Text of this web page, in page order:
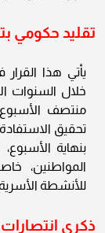
تقليد حكومي
يأتي هذا
خلال السنوات
منتصف
تحقيق
بنهاية
المواطنين،
للأنشطة
ذكرى انتصارات